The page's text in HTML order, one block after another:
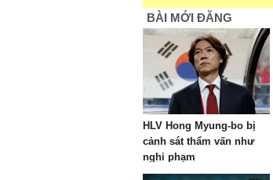
BÀI MỚI ĐĂNG
HLV Hong Myung-bo bị
cảnh sát thẩm vấn như
nghi phạm